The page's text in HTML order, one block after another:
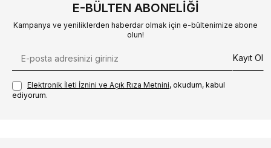
E-BÜLTEN ABONELIĞI
Kampanya ve yeniliklerden haberdar olmak için e-bültenimize abone
olun!
Kayıt Ol
Elektronik İleti İzni‌ni ve Açık Rıza Metni‌ni, okudum, kabul
ediyorum.